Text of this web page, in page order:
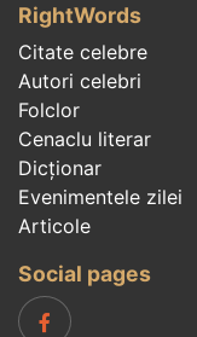
RightWords
Citate celebre
Autori celebri
Folclor
Cenaclu literar
Dicționar
Evenimentele zilei
Articole
Social pages